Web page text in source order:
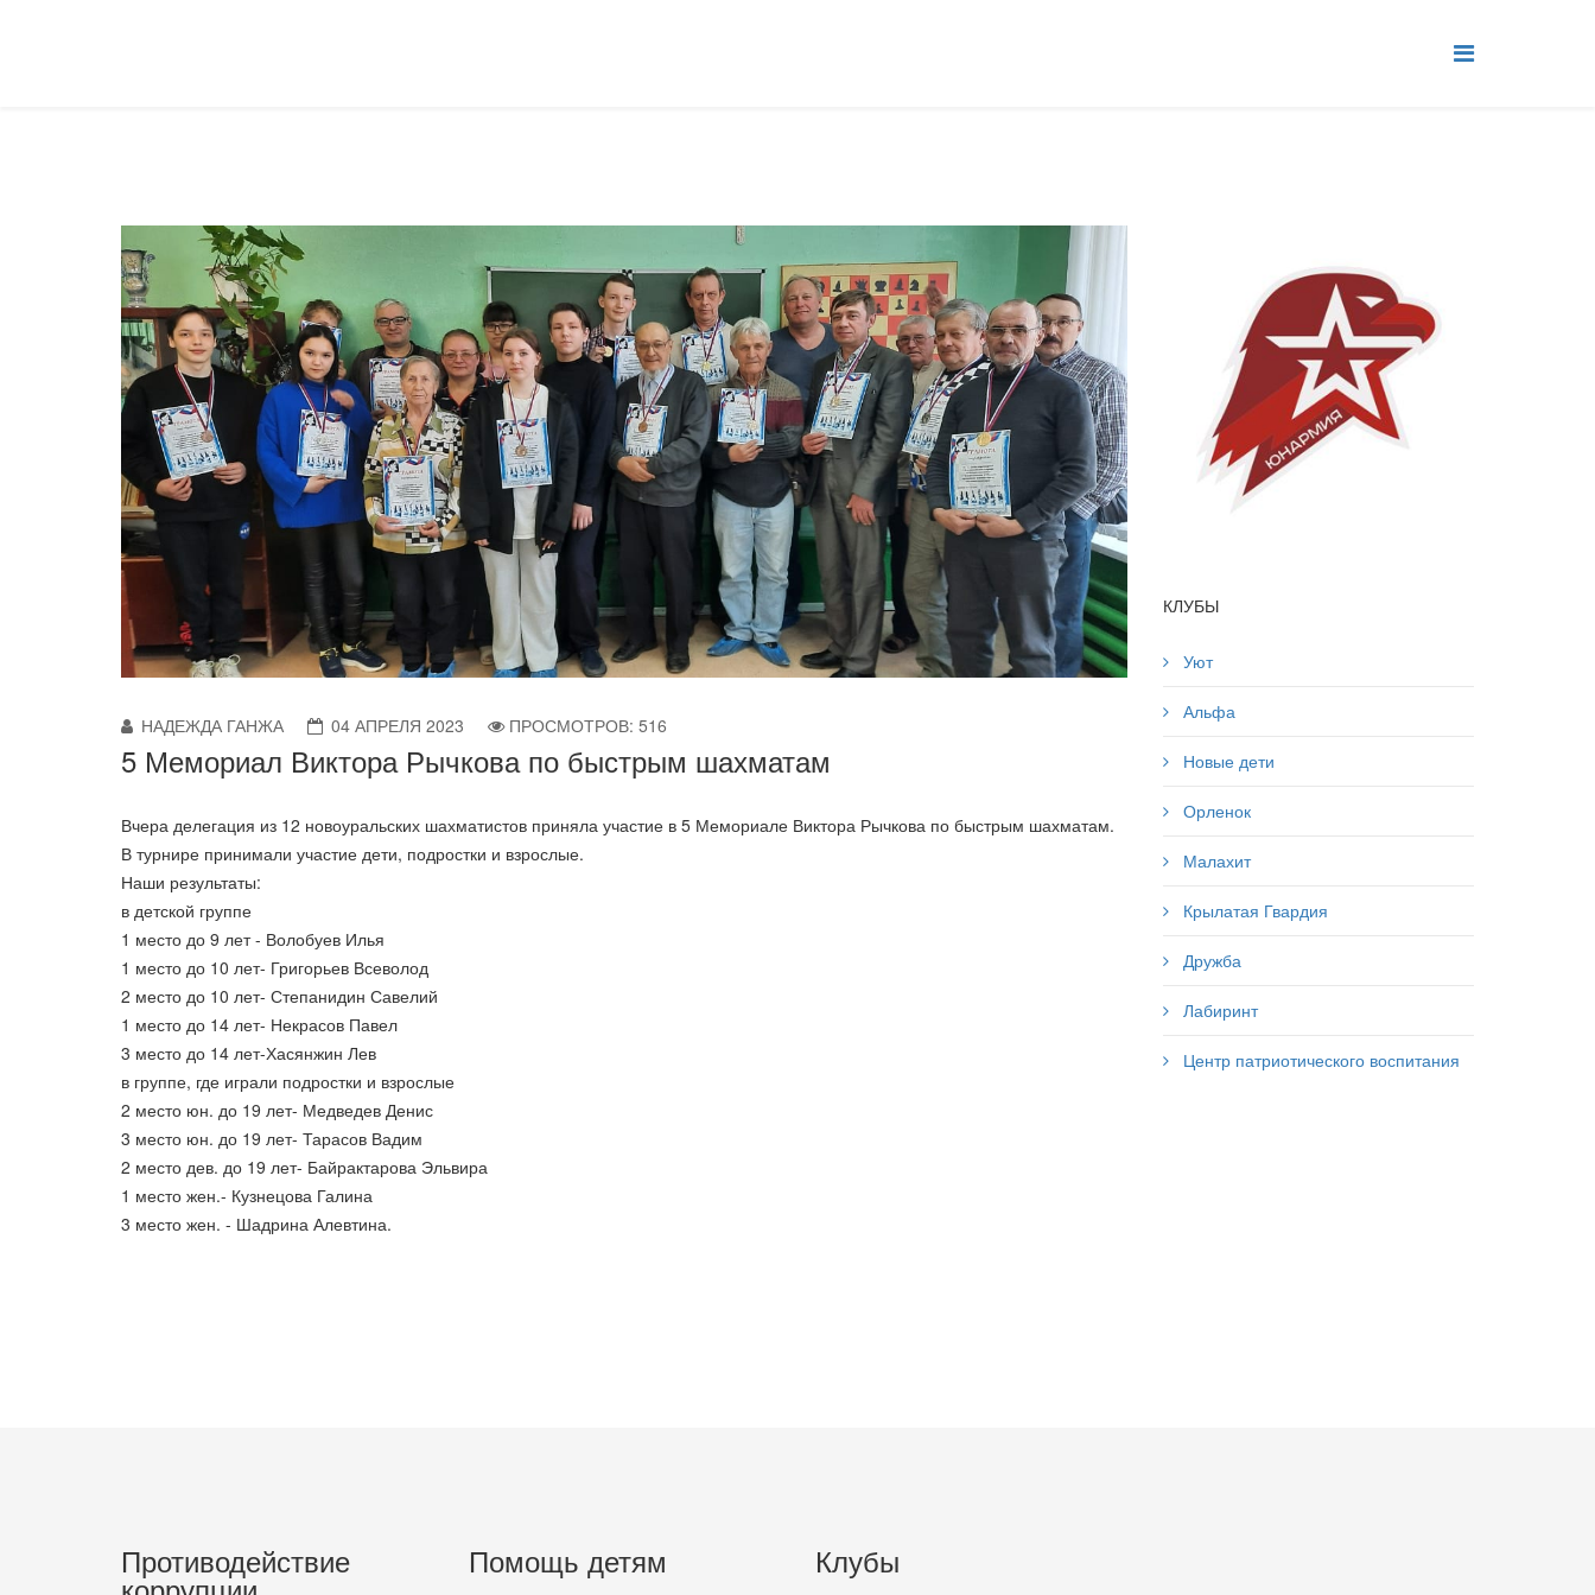
НАДЕЖДА ГАНЖА 04 АПРЕЛЯ 2023 ПРОСМОТРОВ: 516
5 Мемориал Виктора Рычкова по быстрым шахматам
Вчера делегация из 12 новоуральских шахматистов приняла участие в 5 Мемориале Виктора Рычкова по быстрым шахматам.
В турнире принимали участие дети, подростки и взрослые.
Наши результаты:
в детской группе
1 место до 9 лет - Волобуев Илья
1 место до 10 лет- Григорьев Всеволод
2 место до 10 лет- Степанидин Савелий
1 место до 14 лет- Некрасов Павел
3 место до 14 лет-Хасянжин Лев
в группе, где играли подростки и взрослые
2 место юн. до 19 лет- Медведев Денис
3 место юн. до 19 лет- Тарасов Вадим
2 место дев. до 19 лет- Байрактарова Эльвира
1 место жен.- Кузнецова Галина
3 место жен. - Шадрина Алевтина.
КЛУБЫ
Уют
Альфа
Новые дети
Орленок
Малахит
Крылатая Гвардия
Дружба
Лабиринт
Центр патриотического воспитания
Противодействие Помощь детям Клубы